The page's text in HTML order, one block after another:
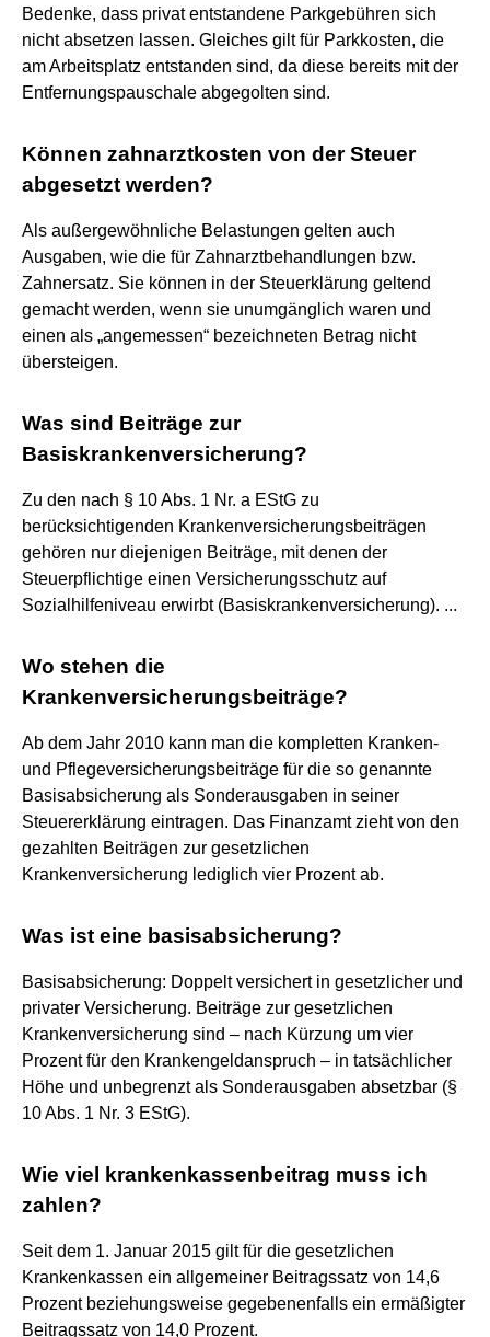
Bedenke, dass privat entstandene Parkgebühren sich
nicht absetzen lassen. Gleiches gilt für Parkkosten, die
am Arbeitsplatz entstanden sind, da diese bereits mit der
Entfernungspauschale abgegolten sind.
Können zahnarztkosten von der Steuer
abgesetzt werden?
Als außergewöhnliche Belastungen gelten auch
Ausgaben, wie die für Zahnarztbehandlungen bzw.
Zahnersatz. Sie können in der Steuerklärung geltend
gemacht werden, wenn sie unumgänglich waren und
einen als „angemessen“ bezeichneten Betrag nicht
übersteigen.
Was sind Beiträge zur
Basiskrankenversicherung?
Zu den nach § 10 Abs. 1 Nr. a EStG zu
berücksichtigenden Krankenversicherungsbeiträgen
gehören nur diejenigen Beiträge, mit denen der
Steuerpflichtige einen Versicherungsschutz auf
Sozialhilfeniveau erwirbt (Basiskrankenversicherung). ...
Wo stehen die
Krankenversicherungsbeiträge?
Ab dem Jahr 2010 kann man die kompletten Kranken-
und Pflegeversicherungsbeiträge für die so genannte
Basisabsicherung als Sonderausgaben in seiner
Steuererklärung eintragen. Das Finanzamt zieht von den
gezahlten Beiträgen zur gesetzlichen
Krankenversicherung lediglich vier Prozent ab.
Was ist eine basisabsicherung?
Basisabsicherung: Doppelt versichert in gesetzlicher und
privater Versicherung. Beiträge zur gesetzlichen
Krankenversicherung sind – nach Kürzung um vier
Prozent für den Krankengeldanspruch – in tatsächlicher
Höhe und unbegrenzt als Sonderausgaben absetzbar (§
10 Abs. 1 Nr. 3 EStG).
Wie viel krankenkassenbeitrag muss ich
zahlen?
Seit dem 1. Januar 2015 gilt für die gesetzlichen
Krankenkassen ein allgemeiner Beitragssatz von 14,6
Prozent beziehungsweise gegebenenfalls ein ermäßigter
Beitragssatz von 14,0 Prozent.